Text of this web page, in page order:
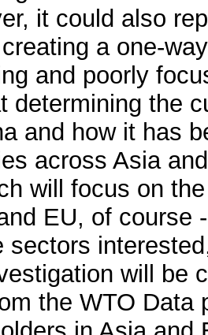
it could also
a one-
and poorly
determining the
and how it has
across Asia
will focus on
EU, of course
sectors
will be
the WTO Data